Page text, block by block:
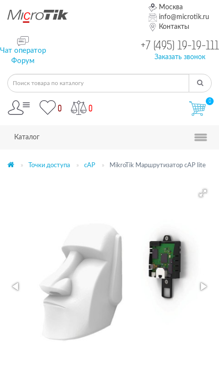
Москва
info@microtik.ru
Контакты
Чат оператор
Форум
+7 (495) 19-19-111
Заказать звонок
0 0
0
Каталог
Точки доступа cAP MikroTik Маршрутизатор cAP lite